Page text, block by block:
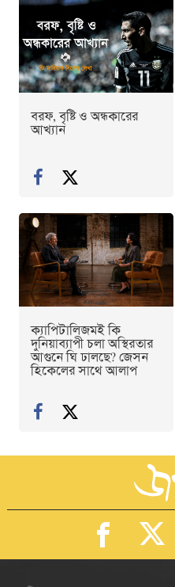
বরফ, বৃষ্টি ও অন্ধকারের
আখ্যান
ক্যাপিটালিজমই কি
দুনিয়াব্যাপী চলা অস্থিরতার
আগুনে ঘি ঢালছে? জেসন
হিকেলের সাথে আলাপ